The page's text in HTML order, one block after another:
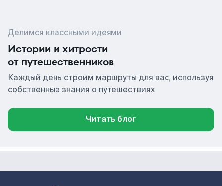
Делимся классными идеями
Истории и хитрости
от путешественников
Каждый день строим маршруты для вас, используя
собственные знания о путешествиях
Читать блог